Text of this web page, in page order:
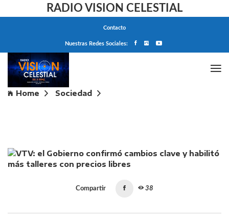
RADIO VISION CELESTIAL
Contacto
Nuestras Redes Sociales:
Home
Sociedad
Compartir 38